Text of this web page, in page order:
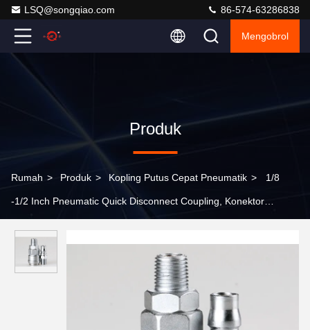
LSQ@songqiao.com 86-574-63286838
Mengobrol
Produk
Rumah > Produk > Kopling Putus Cepat Pneumatik > 1/8
-1/2 Inch Pneumatic Quick Disconnect Coupling, Konektor